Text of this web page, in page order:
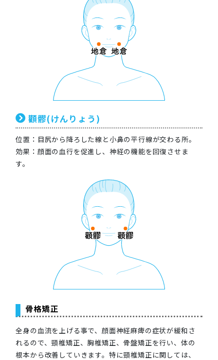
顴髎(けんりょう)
位置：目尻から降ろした線と小鼻の平行線が交わる所。
効果：顔面の血行を促進し、神経の機能を回復させま
す。
骨格矯正
全身の血流を上げる事で、顔面神経麻痺の症状が緩和さ
れるので、頸椎矯正、胸椎矯正、骨盤矯正を行い、体の
根本から改善していきます。特に頸椎矯正に関しては、